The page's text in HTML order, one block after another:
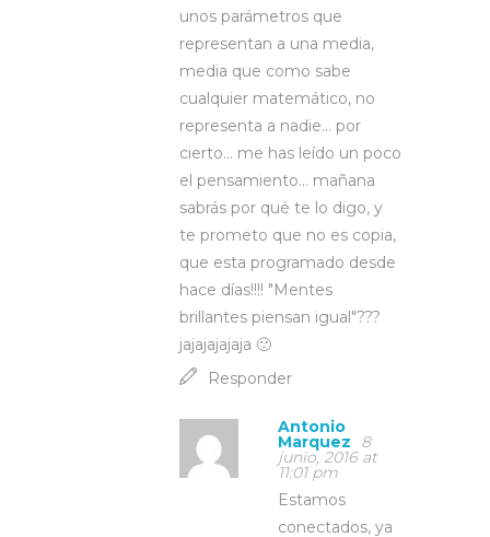
unos parámetros que
representan a una media,
media que como sabe
cualquier matemático, no
representa a nadie… por
cierto… me has leído un poco
el pensamiento… mañana
sabrás por qué te lo digo, y
te prometo que no es copia,
que esta programado desde
hace días!!!! "Mentes
brillantes piensan igual"???
jajajajajaja 🙂
Responder
Antonio
Marquez 8
junio, 2016 at
11:01 pm
Estamos
conectados, ya